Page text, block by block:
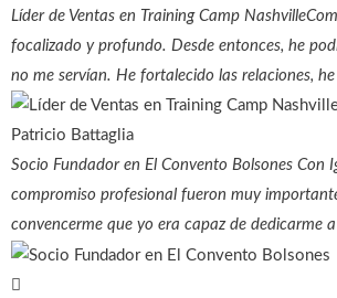
Líder de Ventas en Training Camp Nashville
focalizado y profundo. Desde entonces, he
no me servían. He fortalecido las relaciones,
Patricio Battaglia
Socio Fundador en El Convento Bolsones Con
compromiso profesional fueron muy
convencerme que yo era capaz de dedicarme